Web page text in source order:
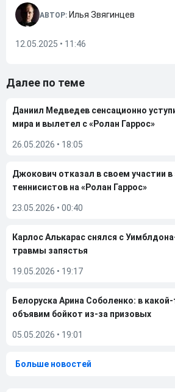
АВТОР: Илья Звягинцев
12.05.2025 • 11:46
Далее по теме
Даниил Медведев сенсационно
мира и вылетел с «Ролан Гаррос»
26.05.2026 • 18:05
Джокович отказал в своем участии в
теннисистов на «Ролан Гаррос»
23.05.2026 • 00:40
Карлос Алькарас снялся с
травмы запястья
19.05.2026 • 19:17
Белоруска Арина Соболенко: в
объявим бойкот из-за призовых
05.05.2026 • 19:01
Больше новостей